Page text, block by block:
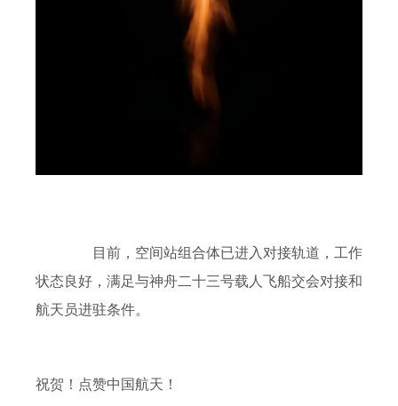
目前，空间站组合体已进入对接轨道，工作
状态良好，满足与神舟二十三号载人飞船交会对接和
航天员进驻条件。
祝贺！点赞中国航天！